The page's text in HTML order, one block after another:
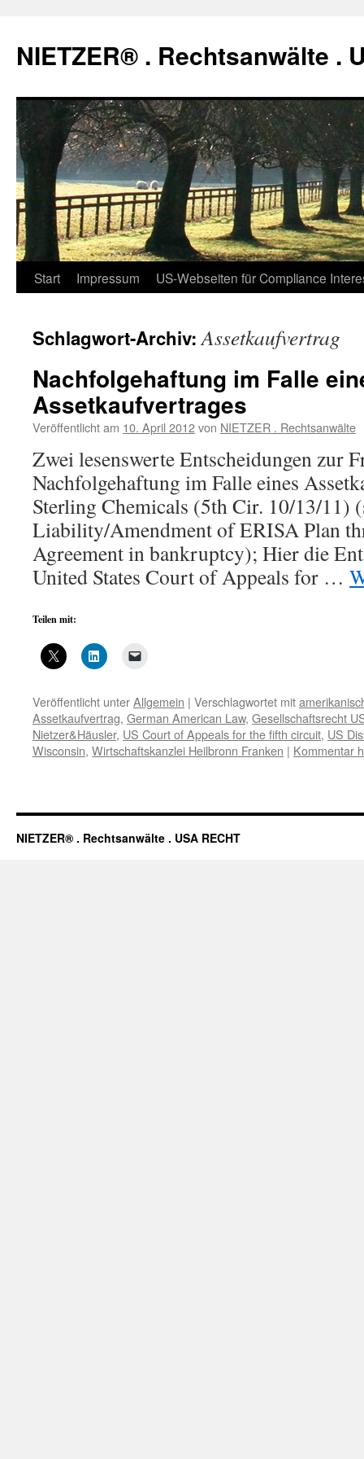
springen
NIETZER® . Rechtsanwälte .
Start Impressum US-Webseiten für Compliance
Schlagwort-Archiv:Assetkaufvertrag
Nachfolgehaftung im Falle
Assetkaufvertrages
Veröffentlicht am 10. April 2012von NIETZER . Rechtsanwälte
Zwei lesenswerte Entscheidungen zur
Nachfolgehaftung im Falle eines
Sterling Chemicals (5th Cir. 10/13/11)
Liability/Amendment of ERISA Plan
Agreement in bankruptcy); Hier die
United States Court of Appeals for …
Teilen mit:
Veröffentlicht unterAllgemein | Verschlagwortet mit
Assetkaufvertrag, German American Law, Gesellschaftsrecht
Nietzer&Häusler, US Court of Appeals for the fifth circuit, US
Wisconsin, Wirtschaftskanzlei Heilbronn Franken | Kommentar
NIETZER® . Rechtsanwälte . USA RECHT